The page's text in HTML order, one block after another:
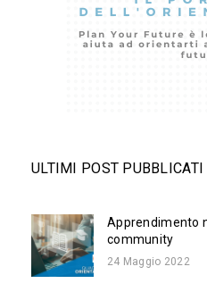
ULTIMI POST PUBBLICATI
Apprendimento
community
24 Maggio 2022